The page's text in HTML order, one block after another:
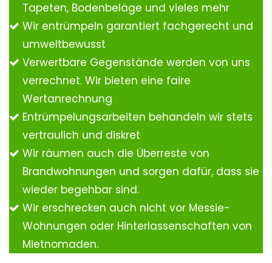
Tapeten, Bodenbeläge und vieles mehr
Wir entrümpeln garantiert fachgerecht und
umweltbewusst
Verwertbare Gegenstände werden von uns
verrechnet. Wir bieten eine faire
Wertanrechnung
Entrümpelungsarbeiten behandeln wir stets
vertraulich und diskret
Wir räumen auch die Überreste von
Brandwohnungen und sorgen dafür, dass sie
wieder begehbar sind.
Wir erschrecken auch nicht vor Messie-
Wohnungen oder Hinterlassenschaften von
Mietnomaden.